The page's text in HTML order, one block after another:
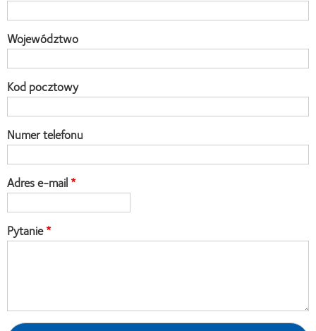
Województwo
Kod pocztowy
Numer telefonu
Adres e-mail
Pytanie